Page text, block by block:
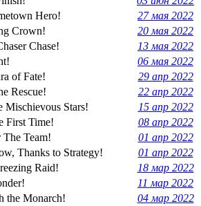
Hero!
27 мая 2022
Crown!
20 мая 2022
Chase!
13 мая 2022
06 мая 2022
of Fate!
29 апр 2022
Rescue!
22 апр 2022
Mischievous Stars!
15 апр 2022
First Time!
08 апр 2022
Team!
01 апр 2022
Thanks to Strategy!
01 апр 2022
Raid!
18 мар 2022
11 мар 2022
the Monarch!
04 мар 2022